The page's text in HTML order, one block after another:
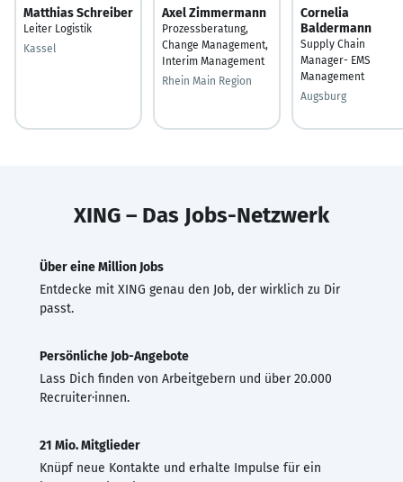
Matthias Schreiber
Leiter Logistik
Kassel
Axel Zimmermann
Prozessberatung,
Change Management,
Interim Management
Rhein Main Region
Cornelia
Baldermann
Supply Chain
Manager- EMS
Management
Augsburg
XING – Das Jobs-Netzwerk
Über eine Million Jobs
Entdecke mit XING genau den Job, der wirklich zu Dir
passt.
Persönliche Job-Angebote
Lass Dich finden von Arbeitgebern und über 20.000
Recruiter·innen.
21 Mio. Mitglieder
Knüpf neue Kontakte und erhalte Impulse für ein